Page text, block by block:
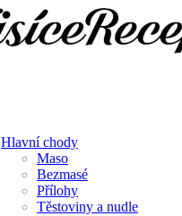
Hlavní chody
Maso
Bezmasé
Přílohy
Těstoviny a nudle